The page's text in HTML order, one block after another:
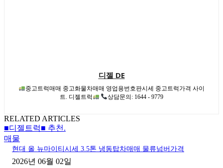
디젤 DE
중고트럭매매 중고화물차매매 영업용번호판시세 중고트럭가격 사이
트. 디젤트럭
상담문의: 1644 - 9779
RELATED ARTICLES
■디젤트럭■ 추천.
매물
현대 올 뉴마이티시세 3.5톤 냉동탑차매매 물류넘버가격
2026년 06월 02일